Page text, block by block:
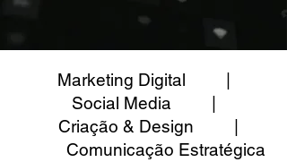
Marketing Digital |
Social Media |
Criação & Design |
Comunicação Estratégica